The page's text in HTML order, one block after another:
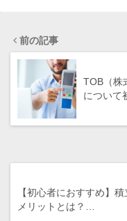
前の記事
TOB（株
について
【初心者におすすめ】
メリットとは？…